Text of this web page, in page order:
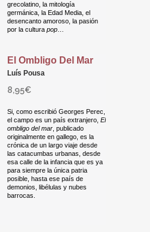
grecolatino, la mitología
germánica, la Edad Media, el
desencanto amoroso, la pasión
por la cultura pop
El Ombligo Del Mar
Luís Pousa
8,95€
Si, como escribió Georges Perec,
el campo es un país extranjero, El
ombligo del mar , publicado
originalmente en gallego, es la
crónica de un largo viaje desde
las catacumbas urbanas, desde
esa calle de la infancia que es ya
para siempre la única patria
posible, hasta ese país de
demonios, libélulas y nubes
barrocas.